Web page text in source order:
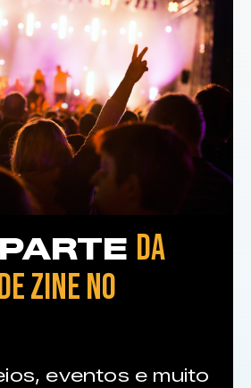
DA
ZINE NO
eventos e muito